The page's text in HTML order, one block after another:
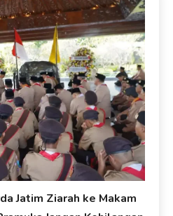
Jatim Ziarah ke Makam